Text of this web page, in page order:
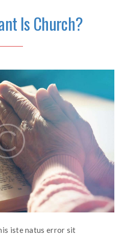
Is Church?
iste natus error sit